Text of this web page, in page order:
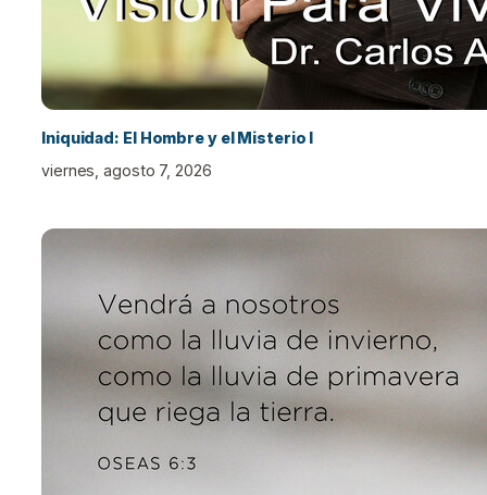
Iniquidad: El Hombre y el Misterio I
viernes, agosto 7, 2026